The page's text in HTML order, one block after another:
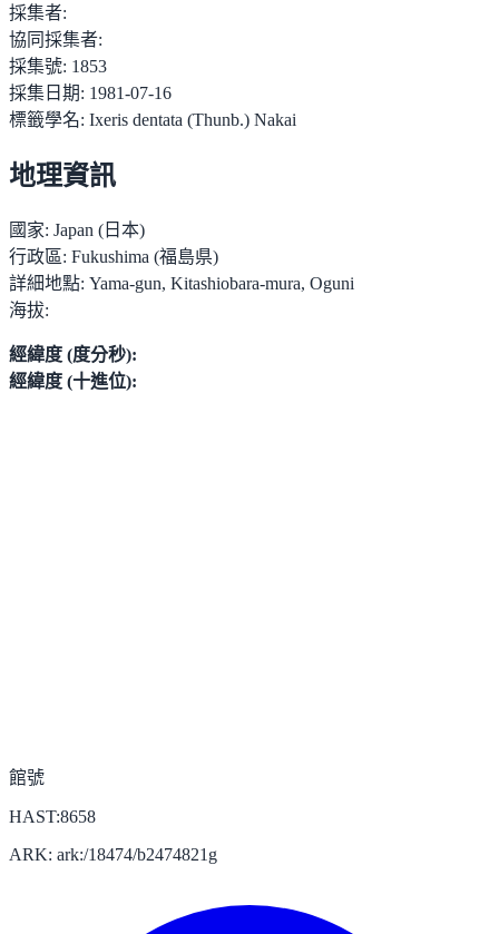
採集者:
協同採集者:
採集號: 1853
採集日期: 1981-07-16
標籤學名: Ixeris dentata (Thunb.) Nakai
地理資訊
國家: Japan (日本)
行政區: Fukushima (福島県)
詳細地點: Yama-gun, Kitashiobara-mura, Oguni
海拔:
經緯度 (度分秒):
經緯度 (十進位):
館號
HAST:8658
ARK: ark:/18474/b2474821g